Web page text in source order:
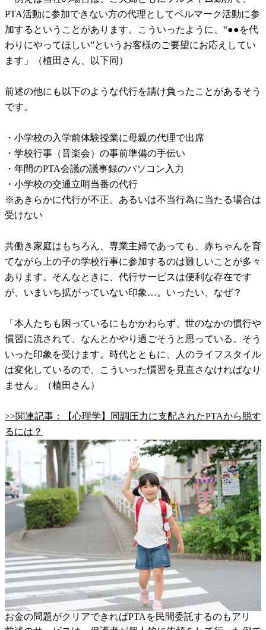
PTA活動に参加できない方の代理としてベルマーク活動に参
加するということがあります。こういったように、“●●を代
わりにやってほしい”というお客様のご要望にお応えしてい
ます」（植田さん、以下同）
前述の他にも以下のような代行を請け負ったことがあるそう
です。
・小学校の入学前体験授業に母親の代理で出席
・学校行事（音楽会）の事前準備の手伝い
・年間のPTA会議の議事録のパソコン入力
・小学校の交通立哨当番の代行
※あきらかに代行が不正、あるいは不当行為に当たる場合は
受けない
共働き家庭はもちろん、専業主婦であっても、赤ちゃんを育
てながら上の子の学校行事に参加するのは難しいことが多々
あります。そんなときに、代行サービスは便利な存在です
が、いまいち拡がっていない印象…。いったい、なぜ？
「本人たちも困っているにもかかわらず、世のなかの慣行や
慣習に流されて、なんとかやり過ごそうと思っている。そう
いった印象を受けます。時代とともに、人のライフスタイル
は変化しているので、こういった慣習を見直さなければなり
ません」（植田さん）
>>関連記事：【心理学】同調圧力に支配されたPTAから脱す
るには？
お金の問題がクリアできればPTAを民間委託するのもアリ